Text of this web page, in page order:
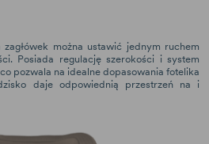
można ustawić jednym ruchem
Posiada regulację szerokości i system
pozwala na idealne dopasowania fotelika
daje odpowiednią przestrzeń na i